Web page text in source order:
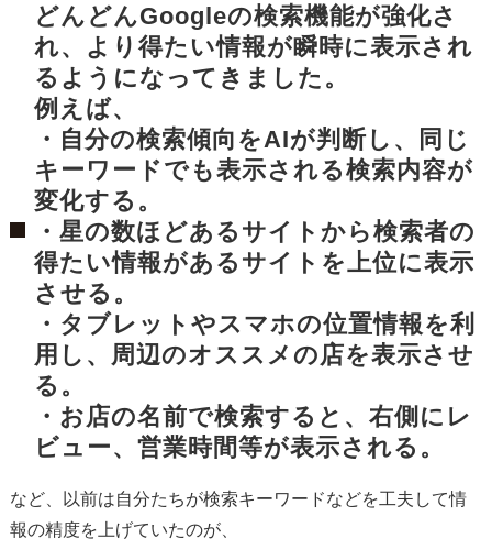
どんどんGoogleの検索機能が強化さ
れ、より得たい情報が瞬時に表示され
るようになってきました。
例えば、
・自分の検索傾向をAIが判断し、同じ
キーワードでも表示される検索内容が
変化する。
・星の数ほどあるサイトから検索者の
得たい情報があるサイトを上位に表示
させる。
・タブレットやスマホの位置情報を利
用し、周辺のオススメの店を表示させ
る。
・お店の名前で検索すると、右側にレ
ビュー、営業時間等が表示される。
など、以前は自分たちが検索キーワードなどを工夫して情
報の精度を上げていたのが、